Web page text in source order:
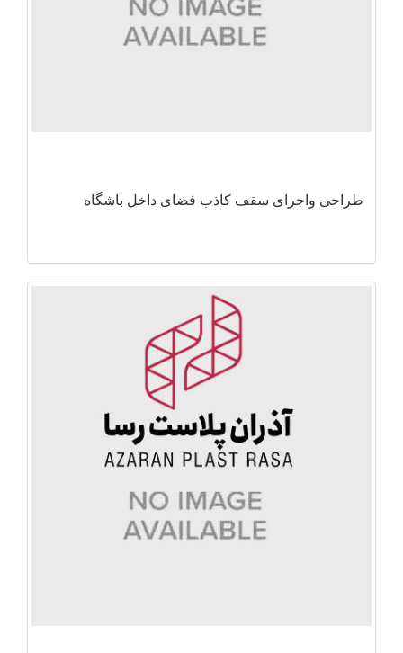
طراحی واجرای سقف کاذب فضای داخل باشگاه